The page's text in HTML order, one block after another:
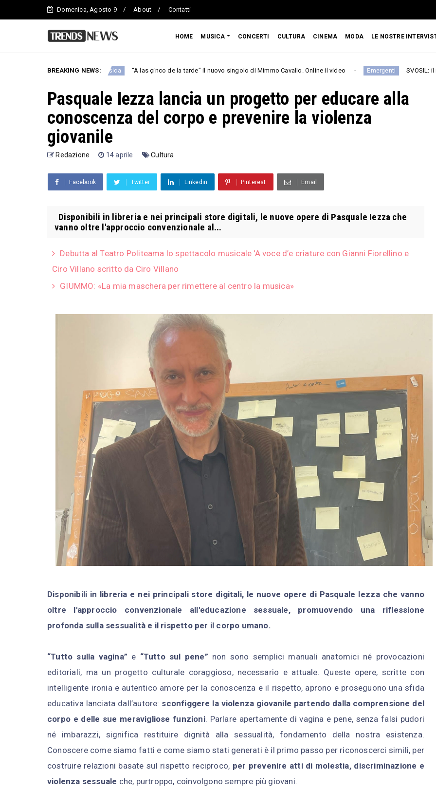
Domenica, Agosto 9 About Contatti
HOME MUSICA CONCERTI CULTURA CINEMA MODA LE NOSTRE
BREAKING NEWS:
Musica “A las çinco de la tarde” il nuovo singolo di Mimmo Cavallo. Online il video Emergenti SVOSIL: il nuovo singolo è
Pasquale Iezza lancia un progetto per educare alla
conoscenza del corpo e prevenire la violenza
giovanile
Redazione 14 aprile Cultura
Facebook Twitter Linkedin Pinterest Email
Disponibili in libreria e nei principali store digitali, le nuove opere di Pasquale Iezza che
vanno oltre l'approccio convenzionale al...
Debutta al Teatro Politeama lo spettacolo musicale 'A voce d’e criature con Gianni Fiorellino e
Ciro Villano scritto da Ciro Villano
GIUMMO: «La mia maschera per rimettere al centro la musica»
Disponibili in libreria e nei principali store digitali, le nuove opere di Pasquale Iezza che vanno
oltre l'approccio convenzionale all'educazione sessuale, promuovendo una riflessione
profonda sulla sessualità e il rispetto per il corpo umano.
“Tutto sulla vagina” e “Tutto sul pene” non sono semplici manuali anatomici né provocazioni
editoriali, ma un progetto culturale coraggioso, necessario e attuale. Queste opere, scritte con
intelligente ironia e autentico amore per la conoscenza e il rispetto, aprono e proseguono una sfida
educativa lanciata dall’autore: sconfiggere la violenza giovanile partendo dalla comprensione del
corpo e delle sue meravigliose funzioni. Parlare apertamente di vagina e pene, senza falsi pudori
né imbarazzi, significa restituire dignità alla sessualità, fondamento della nostra esistenza.
Conoscere come siamo fatti e come siamo stati generati è il primo passo per riconoscerci simili, per
costruire relazioni basate sul rispetto reciproco, per prevenire atti di molestia, discriminazione e
violenza sessuale che, purtroppo, coinvolgono sempre più giovani.